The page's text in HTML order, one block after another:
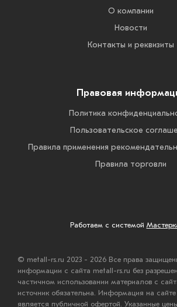
О компании
Новости
Контакты и реквизиты
Правовая
Политика
Пользовательское
Правила применения
Правила торговли
Работаем с системой
© metall-rs.ru 2023 - 2026 Все права
информации с сайта metall-rs.ru без
частичном использовании материалов с
источник обязательна. Информация на
является публичной офертой. Указанные